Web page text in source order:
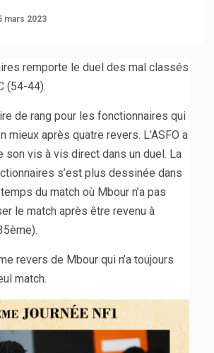
mars 2023
remporte le duel des mal classés
(54-44).
de rang pour les fonctionnaires qui
mieux après quatre revers. L’ASFO a
son vis à vis direct dans un duel. La
s’est plus dessinée dans
du match où Mbour n’a pas
le match après être revenu à
revers de Mbour qui n’a toujours
match.